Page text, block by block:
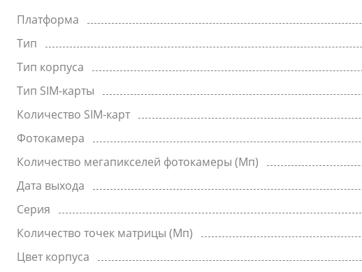
Платформа
Тип
Тип корпуса
Тип SIM-карты
Количество SIM-карт
Фотокамера
Количество мегапикселей фотокамеры (Мп)
Дата выхода
Серия
Количество точек матрицы (Мп)
Цвет корпуса